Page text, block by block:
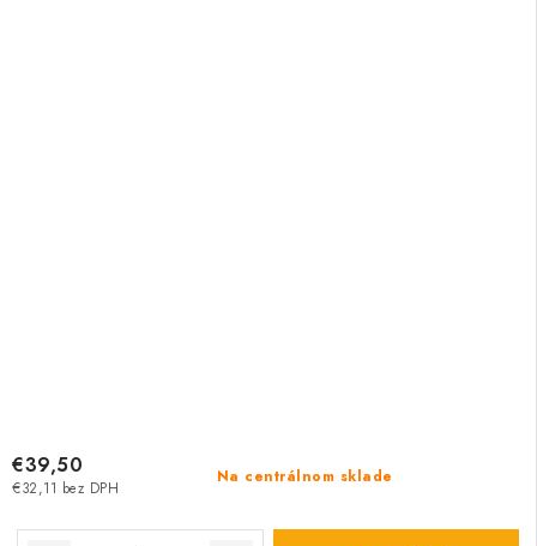
Na centrálnom sklade
€32,11 bez DPH
€39,50